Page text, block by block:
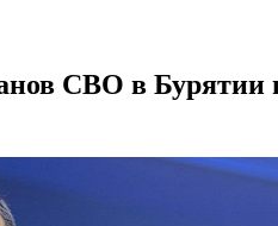
СВО в Бурятии